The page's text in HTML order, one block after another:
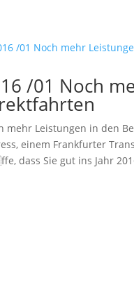
/01 Noch
mehr Leistungen in den
einem Frankfurter
dass Sie gut ins Jahr